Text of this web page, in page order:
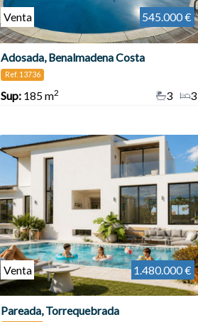
Venta 545.000 €
Adosada, Benalmadena Costa
Ref. 13736
Sup: 185 m2 3
3
Venta 1.480.000 €
Pareada, Torrequebrada